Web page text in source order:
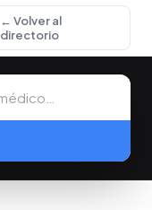
← Volver al
directorio